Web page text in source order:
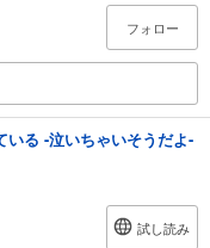
フォロー
る -泣いちゃいそうだよ-
試し読み